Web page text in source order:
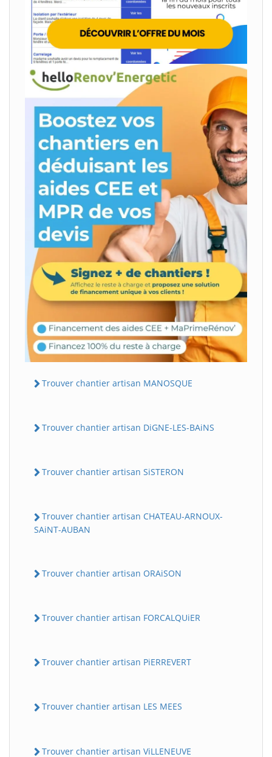
Trouver chantier artisan MANOSQUE
Trouver chantier artisan DiGNE-LES-BAiNS
Trouver chantier artisan SiSTERON
Trouver chantier artisan CHATEAU-ARNOUX-
SAiNT-AUBAN
Trouver chantier artisan ORAiSON
Trouver chantier artisan FORCALQUiER
Trouver chantier artisan PiERREVERT
Trouver chantier artisan LES MEES
Trouver chantier artisan ViLLENEUVE